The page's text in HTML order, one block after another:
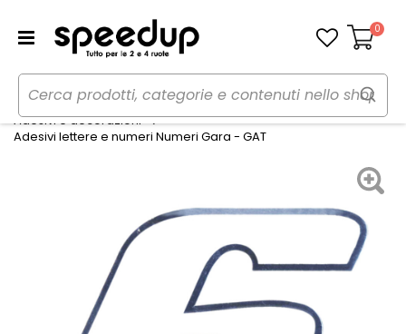
Carrello
0
Home Auto
Tuning esterno e pellicole
Adesivi e decorazioni
Adesivi lettere e numeri Numeri Gara - GAT